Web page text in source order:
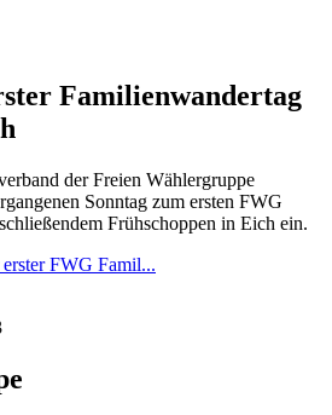
Familienwandertag
der Freien Wählergruppe
Sonntag zum ersten FWG
Frühschoppen in Eich ein.
FWG Famil...